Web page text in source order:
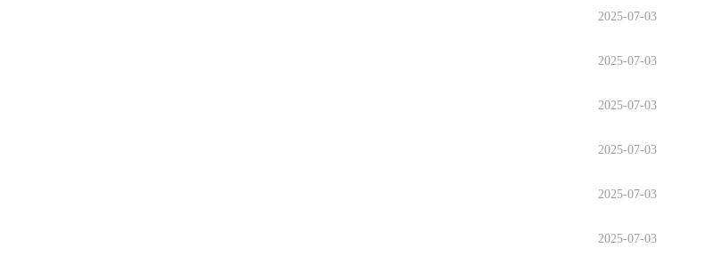
2025-07-03
2025-07-03
2025-07-03
2025-07-03
2025-07-03
2025-07-03